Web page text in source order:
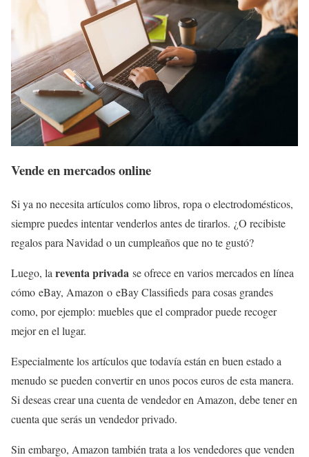
Vende en mercados online
Si ya no necesita artículos como libros, ropa o electrodomésticos,
siempre puedes intentar venderlos antes de tirarlos. ¿O recibiste
regalos para Navidad o un cumpleaños que no te gustó?
Luego, la reventa privada se ofrece en varios mercados en línea
cómo eBay, Amazon o eBay Classifieds para cosas grandes
como, por ejemplo: muebles que el comprador puede recoger
mejor en el lugar.
Especialmente los artículos que todavía están en buen estado a
menudo se pueden convertir en unos pocos euros de esta manera.
Si deseas crear una cuenta de vendedor en Amazon, debe tener en
cuenta que serás un vendedor privado.
Sin embargo, Amazon también trata a los vendedores que venden